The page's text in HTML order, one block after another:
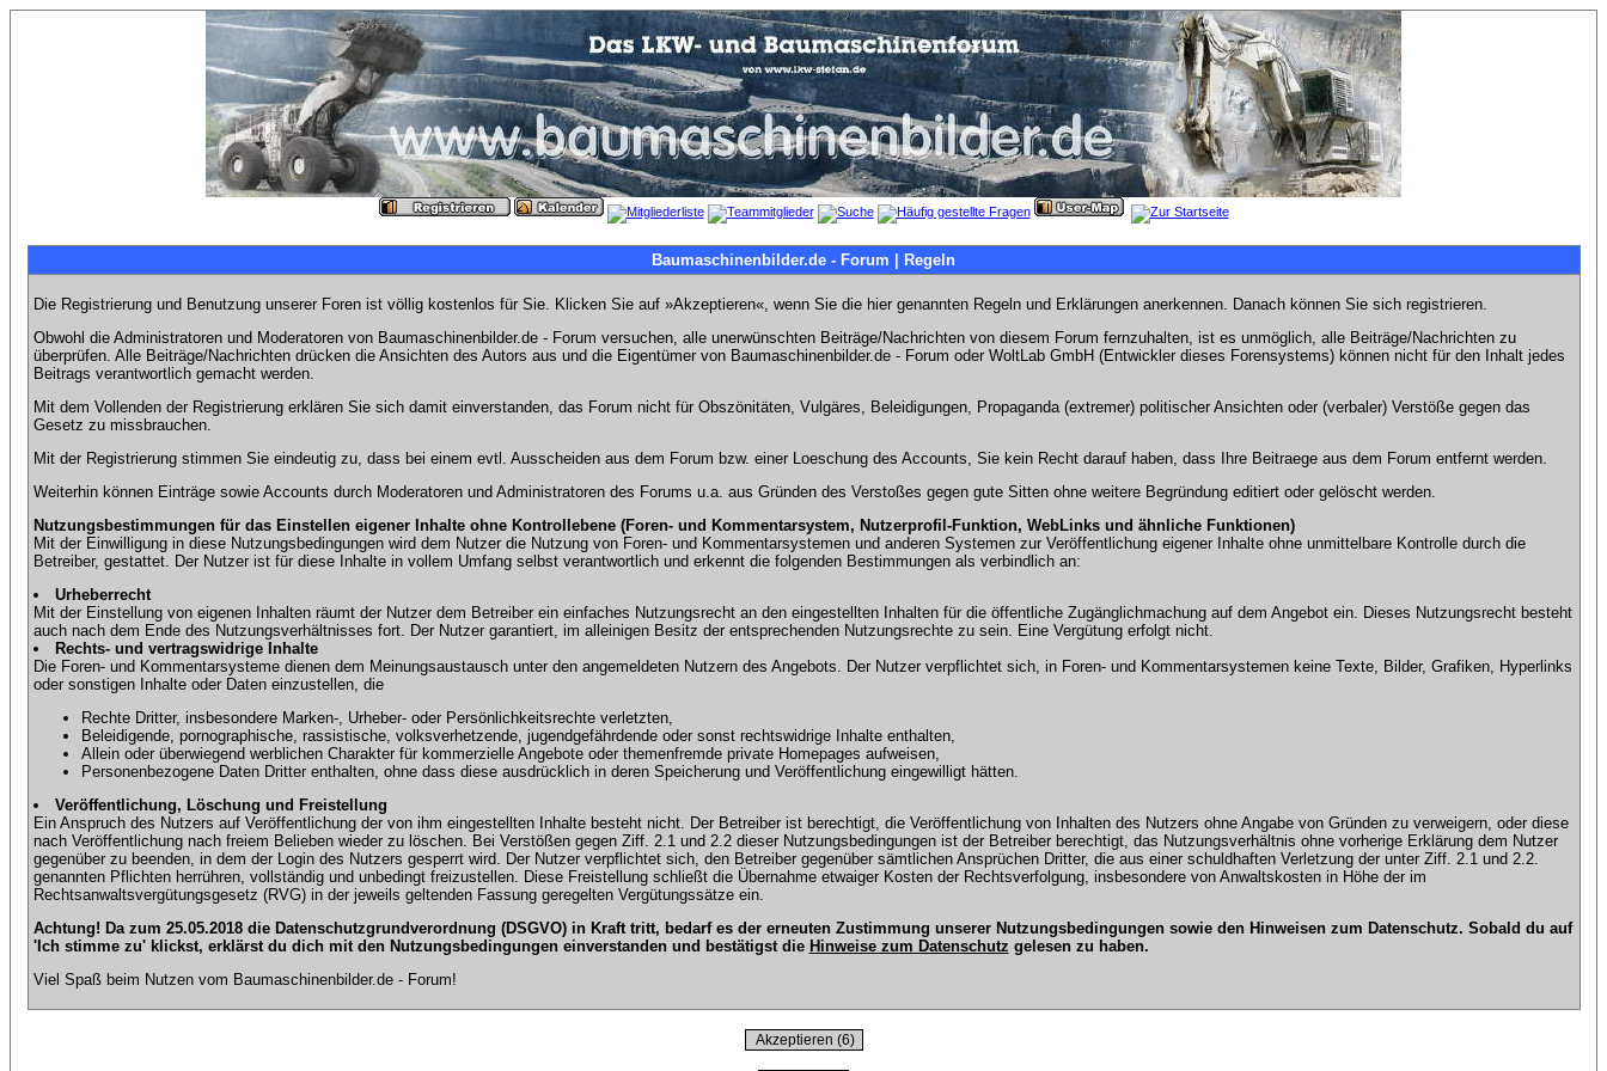
Baumaschinenbilder.de - Forum | Regeln
Die Registrierung und Benutzung unserer Foren ist völlig kostenlos für Sie. Klicken Sie auf »Akzeptieren«, wenn Sie die hier genannten Regeln und Erklärungen anerkennen. Danach können Sie sich registrieren.
Obwohl die Administratoren und Moderatoren von Baumaschinenbilder.de - Forum versuchen, alle unerwünschten Beiträge/Nachrichten von diesem Forum fernzuhalten, ist es unmöglich, alle Beiträge/Nachrichten zu
überprüfen. Alle Beiträge/Nachrichten drücken die Ansichten des Autors aus und die Eigentümer von Baumaschinenbilder.de - Forum oder WoltLab GmbH (Entwickler dieses Forensystems) können nicht für den Inhalt jedes
Beitrags verantwortlich gemacht werden.
Mit dem Vollenden der Registrierung erklären Sie sich damit einverstanden, das Forum nicht für Obszönitäten, Vulgäres, Beleidigungen, Propaganda (extremer) politischer Ansichten oder (verbaler) Verstöße gegen das
Gesetz zu missbrauchen.
Mit der Registrierung stimmen Sie eindeutig zu, dass bei einem evtl. Ausscheiden aus dem Forum bzw. einer Loeschung des Accounts, Sie kein Recht darauf haben, dass Ihre Beitraege aus dem Forum entfernt werden.
Weiterhin können Einträge sowie Accounts durch Moderatoren und Administratoren des Forums u.a. aus Gründen des Verstoßes gegen gute Sitten ohne weitere Begründung editiert oder gelöscht werden.
Nutzungsbestimmungen für das Einstellen eigener Inhalte ohne Kontrollebene (Foren- und Kommentarsystem, Nutzerprofil-Funktion, WebLinks und ähnliche Funktionen)
Mit der Einwilligung in diese Nutzungsbedingungen wird dem Nutzer die Nutzung von Foren- und Kommentarsystemen und anderen Systemen zur Veröffentlichung eigener Inhalte ohne unmittelbare Kontrolle durch die
Betreiber, gestattet. Der Nutzer ist für diese Inhalte in vollem Umfang selbst verantwortlich und erkennt die folgenden Bestimmungen als verbindlich an:
Urheberrecht
Mit der Einstellung von eigenen Inhalten räumt der Nutzer dem Betreiber ein einfaches Nutzungsrecht an den eingestellten Inhalten für die öffentliche Zugänglichmachung auf dem Angebot ein. Dieses Nutzungsrecht besteht
auch nach dem Ende des Nutzungsverhältnisses fort. Der Nutzer garantiert, im alleinigen Besitz der entsprechenden Nutzungsrechte zu sein. Eine Vergütung erfolgt nicht.
Rechts- und vertragswidrige Inhalte
Die Foren- und Kommentarsysteme dienen dem Meinungsaustausch unter den angemeldeten Nutzern des Angebots. Der Nutzer verpflichtet sich, in Foren- und Kommentarsystemen keine Texte, Bilder, Grafiken, Hyperlinks
oder sonstigen Inhalte oder Daten einzustellen, die
Rechte Dritter, insbesondere Marken-, Urheber- oder Persönlichkeitsrechte verletzten,
Beleidigende, pornographische, rassistische, volksverhetzende, jugendgefährdende oder sonst rechtswidrige Inhalte enthalten,
Allein oder überwiegend werblichen Charakter für kommerzielle Angebote oder themenfremde private Homepages aufweisen,
Personenbezogene Daten Dritter enthalten, ohne dass diese ausdrücklich in deren Speicherung und Veröffentlichung eingewilligt hätten.
Veröffentlichung, Löschung und Freistellung
Ein Anspruch des Nutzers auf Veröffentlichung der von ihm eingestellten Inhalte besteht nicht. Der Betreiber ist berechtigt, die Veröffentlichung von Inhalten des Nutzers ohne Angabe von Gründen zu verweigern, oder diese
nach Veröffentlichung nach freiem Belieben wieder zu löschen. Bei Verstößen gegen Ziff. 2.1 und 2.2 dieser Nutzungsbedingungen ist der Betreiber berechtigt, das Nutzungsverhältnis ohne vorherige Erklärung dem Nutzer
gegenüber zu beenden, in dem der Login des Nutzers gesperrt wird. Der Nutzer verpflichtet sich, den Betreiber gegenüber sämtlichen Ansprüchen Dritter, die aus einer schuldhaften Verletzung der unter Ziff. 2.1 und 2.2.
genannten Pflichten herrühren, vollständig und unbedingt freizustellen. Diese Freistellung schließt die Übernahme etwaiger Kosten der Rechtsverfolgung, insbesondere von Anwaltskosten in Höhe der im
Rechtsanwaltsvergütungsgesetz (RVG) in der jeweils geltenden Fassung geregelten Vergütungssätze ein.
Achtung! Da zum 25.05.2018 die Datenschutzgrundverordnung (DSGVO) in Kraft tritt, bedarf es der erneuten Zustimmung unserer Nutzungsbedingungen sowie den Hinweisen zum Datenschutz. Sobald du auf
'Ich stimme zu' klickst, erklärst du dich mit den Nutzungsbedingungen einverstanden und bestätigst die Hinweise zum Datenschutz gelesen zu haben.
Viel Spaß beim Nutzen vom Baumaschinenbilder.de - Forum!